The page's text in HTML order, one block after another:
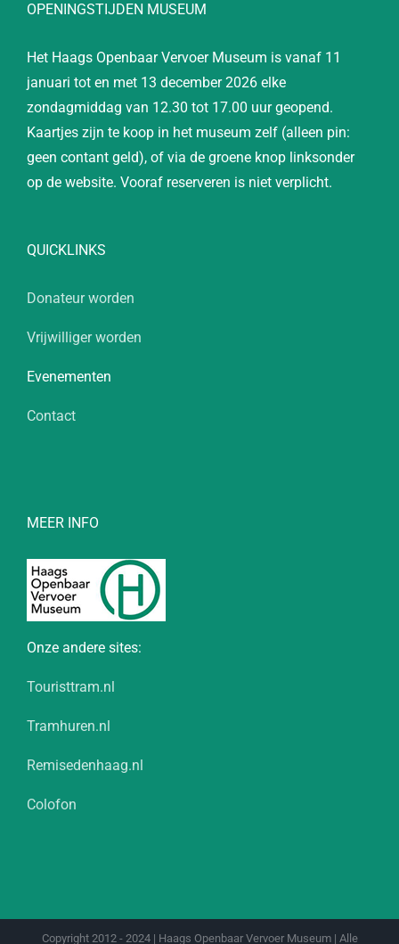
OPENINGSTIJDEN MUSEUM
Het Haags Openbaar Vervoer Museum is vanaf 11
januari tot en met 13 december 2026 elke
zondagmiddag van 12.30 tot 17.00 uur geopend.
Kaartjes zijn te koop in het museum zelf (alleen pin:
geen contant geld), of via de groene knop linksonder
op de website. Vooraf reserveren is niet verplicht.
QUICKLINKS
Donateur worden
Vrijwilliger worden
Evenementen
Contact
MEER INFO
Onze andere sites:
Touristtram.nl
Tramhuren.nl
Remisedenhaag.nl
Colofon
Copyright 2012 - 2024 | Haags Openbaar Vervoer Museum | Alle